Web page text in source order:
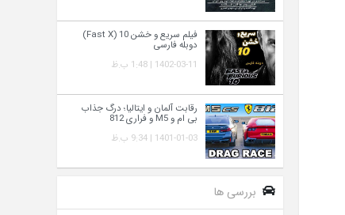
فیلم سریع و خشن 10 (Fast X)
دوبله فارسی
1402-03-11 | 1:48 ب.ظ
رقابت آلمان و ایتالیا؛ درگ جذاب
بی ام و M5 و فراری 812
1401-01-03 | 9:34 ب.ظ
بررسی ها